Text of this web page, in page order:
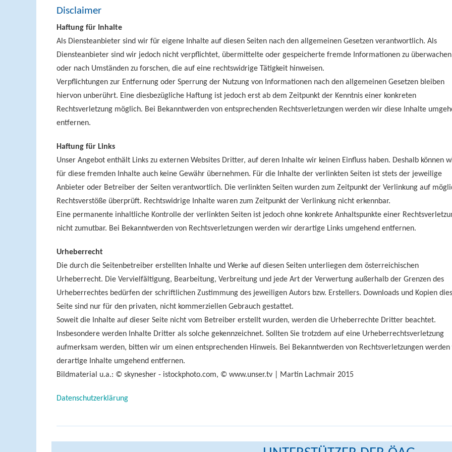
Disclaimer
Haftung für Inhalte
Als Diensteanbieter sind wir für eigene Inhalte auf diesen Seiten nach den allgemeinen Gesetzen verantwortlich. Als
Diensteanbieter sind wir jedoch nicht verpflichtet, übermittelte oder gespeicherte fremde Informationen zu überwachen
oder nach Umständen zu forschen, die auf eine rechtswidrige Tätigkeit hinweisen.
Verpflichtungen zur Entfernung oder Sperrung der Nutzung von Informationen nach den allgemeinen Gesetzen bleiben
hiervon unberührt. Eine diesbezügliche Haftung ist jedoch erst ab dem Zeitpunkt der Kenntnis einer konkreten
Rechtsverletzung möglich. Bei Bekanntwerden von entsprechenden Rechtsverletzungen werden wir diese Inhalte
entfernen.
Haftung für Links
Unser Angebot enthält Links zu externen Websites Dritter, auf deren Inhalte wir keinen Einfluss haben. Deshalb können
für diese fremden Inhalte auch keine Gewähr übernehmen. Für die Inhalte der verlinkten Seiten ist stets der jeweilige
Anbieter oder Betreiber der Seiten verantwortlich. Die verlinkten Seiten wurden zum Zeitpunkt der Verlinkung auf
Rechtsverstöße überprüft. Rechtswidrige Inhalte waren zum Zeitpunkt der Verlinkung nicht erkennbar.
Eine permanente inhaltliche Kontrolle der verlinkten Seiten ist jedoch ohne konkrete Anhaltspunkte einer
nicht zumutbar. Bei Bekanntwerden von Rechtsverletzungen werden wir derartige Links umgehend entfernen.
Urheberrecht
Die durch die Seitenbetreiber erstellten Inhalte und Werke auf diesen Seiten unterliegen dem österreichischen
Urheberrecht. Die Vervielfältigung, Bearbeitung, Verbreitung und jede Art der Verwertung außerhalb der Grenzen des
Urheberrechtes bedürfen der schriftlichen Zustimmung des jeweiligen Autors bzw. Erstellers. Downloads und Kopien
Seite sind nur für den privaten, nicht kommerziellen Gebrauch gestattet.
Soweit die Inhalte auf dieser Seite nicht vom Betreiber erstellt wurden, werden die Urheberrechte Dritter beachtet.
Insbesondere werden Inhalte Dritter als solche gekennzeichnet. Sollten Sie trotzdem auf eine Urheberrechtsverletzung
aufmerksam werden, bitten wir um einen entsprechenden Hinweis. Bei Bekanntwerden von Rechtsverletzungen
derartige Inhalte umgehend entfernen.
Bildmaterial u.a.: © skynesher - istockphoto.com, © www.unser.tv | Martin Lachmair 2015
Datenschutzerklärung